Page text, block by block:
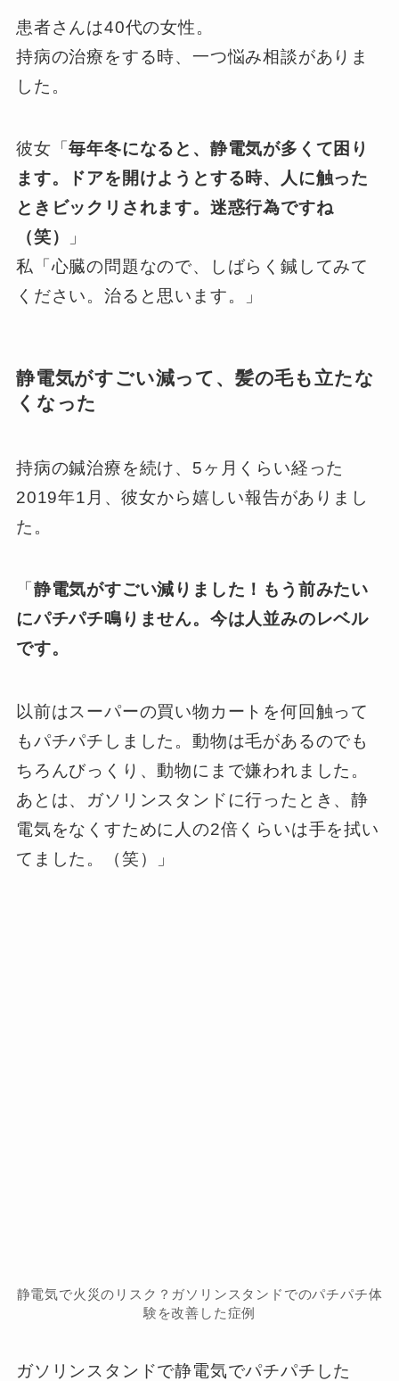
患者さんは40代の女性。
持病の治療をする時、一つ悩み相談がありま
した。
彼女「毎年冬になると、静電気が多くて困り
ます。ドアを開けようとする時、人に触った
ときビックリされます。迷惑行為ですね
（笑）
」
私「心臓の問題なので、しばらく鍼してみて
ください。治ると思います。」
静電気がすごい減って、髪の毛も立たな
くなった
持病の鍼治療を続け、5ヶ月くらい経った
2019年1月、彼女から嬉しい報告がありまし
た。
「 静電気がすごい減りました！もう前みたい
にパチパチ鳴りません。今は人並みのレベル
です。
以前はスーパーの買い物カートを何回触って
もパチパチしました。動物は毛があるのでも
ちろんびっくり、動物にまで嫌われました。
あとは、ガソリンスタンドに行ったとき、静
電気をなくすために人の2倍くらいは手を拭い
てました。（笑）」
静電気で火災のリスク？ガソリンスタンドでのパチパチ体
験を改善した症例
ガソリンスタンドで静電気でパチパチした